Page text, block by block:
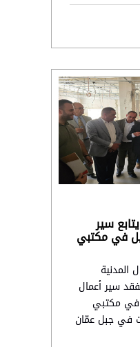
سير
في مكتبي
المدنية
سير أعمال
في مكتبي
في جبل عمّان